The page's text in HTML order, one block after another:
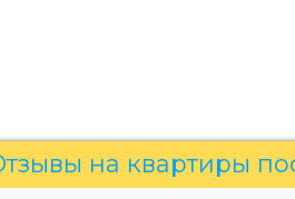
на квартиры